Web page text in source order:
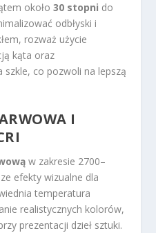
około30 stopni do
odbłyski i
rozważ użycie
kąta oraz
szkle, co pozwoli na lepszą
I
w zakresie 2700–
efekty wizualne dla
temperatura
realistycznych kolorów,
prezentacji dzieł sztuki.